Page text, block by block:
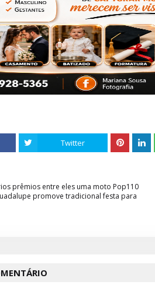
Twitter
prêmios entre eles uma moto Pop110
promove tradicional festa para